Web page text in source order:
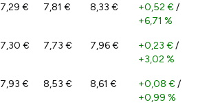
7,29 € 7,81 € 8,33 € +0,52 € /
+6,71 %
7,30 € 7,73 € 7,96 € +0,23 € /
+3,02 %
7,93 € 8,53 € 8,61 € +0,08 € /
+0,99 %